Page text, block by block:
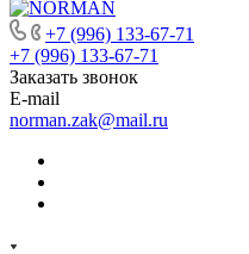
+7 (996) 133-67-71
+7 (996) 133-67-71
Заказать звонок
E-mail
norman.zak@mail.ru